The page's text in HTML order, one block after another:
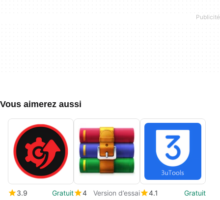
Vous aimerez aussi
3.9 Gratuit 4 Version d’essai 4.1 Gratuit